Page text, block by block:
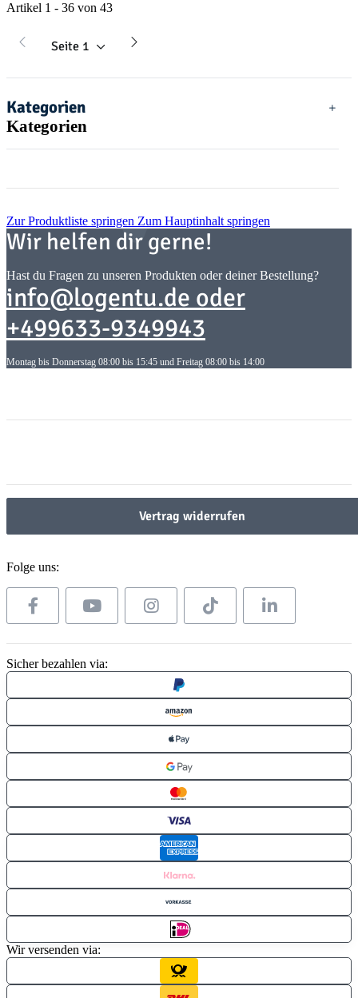
Artikel 1 - 36 von 43
Seite 1
Kategorien
Kategorien
Zur Produktliste springen Zum Hauptinhalt springen
Wir helfen dir gerne!
Hast du Fragen zu unseren Produkten oder deiner Bestellung?
info@logentu.de oder
+499633-9349943
Montag bis Donnerstag 08:00 bis 15:45 und Freitag 08:00 bis 14:00
Vertrag widerrufen
Folge uns:
Sicher bezahlen via:
Wir versenden via: